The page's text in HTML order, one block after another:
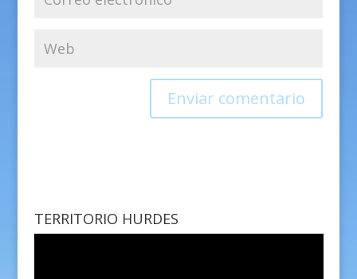
TERRITORIO HURDES